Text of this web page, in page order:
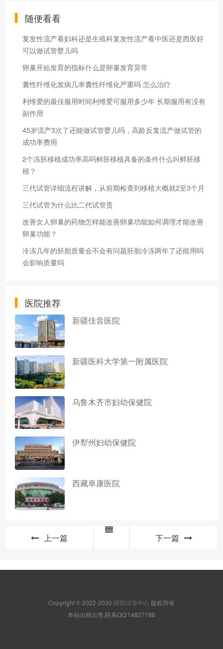
随便看看
复发性流产看妇科还是生殖科复发性流产看中医还是西医好
可以做试管婴儿吗
卵巢开始发育的指标什么是卵巢发育异常
囊性纤维化发病几率囊性纤维化严重吗 怎么治疗
利维爱的最佳服用时间利维爱可服用多少年 长期服用有没有
副作用
45岁流产3次了还能做试管婴儿吗，高龄反复流产做试管的
成功率费用
2个冻胚移植成功率高吗鲜胚移植具备的条件什么叫鲜胚移
植？
三代试管详细流程讲解，从前期检查到移植大概就2至3个月
三代试管为什么比二代试管贵
改善女人卵巢的药物怎样能改善卵巢功能如何调理才能改善
卵巢功能？
冷冻几年的胚胎质量会不会有问题胚胎冷冻两年了还能用吗
会影响质量吗
医院推荐
新疆佳音医院
新疆医科大学第一附属医院
乌鲁木齐市妇幼保健院
伊犁州妇幼保健院
西藏阜康医院
上一篇 下一篇
Copyright © 2022-2030 西部试管中心 版权所有
本站出租出售,联系QQ:14827188